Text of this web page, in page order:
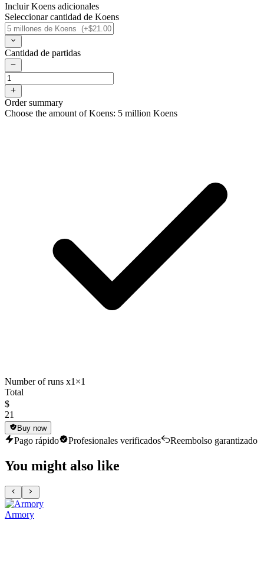
Incluir Koens adicionales
Seleccionar cantidad de Koens
Cantidad de partidas
Order summary
Choose the amount of Koens: 5 million Koens
Number of runs x1 ×1
Total
$
21
Buy now
Pago rápido Profesionales verificados Reembolso garantizado
You might also like
Armory